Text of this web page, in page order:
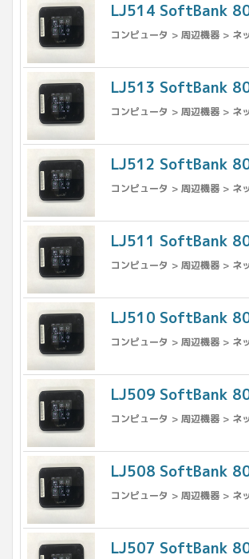
LJ514 SoftBank
コンピュータ > 周辺機器 > ネ
LJ513 SoftBank
コンピュータ > 周辺機器 > ネ
LJ512 SoftBank
コンピュータ > 周辺機器 > ネ
LJ511 SoftBank
コンピュータ > 周辺機器 > ネ
LJ510 SoftBank
コンピュータ > 周辺機器 > ネ
LJ509 SoftBank
コンピュータ > 周辺機器 > ネ
LJ508 SoftBank
コンピュータ > 周辺機器 > ネ
LJ507 SoftBank